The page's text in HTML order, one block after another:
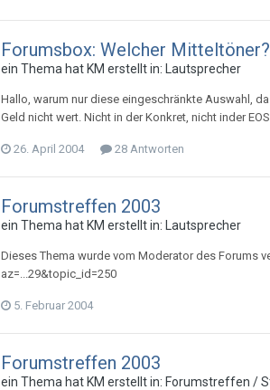
Forumsbox: Welcher Mitteltöner?
ein Thema hat KM erstellt in: Lautsprecher
Hallo, warum nur diese eingeschränkte Auswahl,
Geld nicht wert. Nicht in der Konkret, nicht inder
26. April 2004 28 Antworten
Forumstreffen 2003
ein Thema hat KM erstellt in: Lautsprecher
Dieses Thema wurde vom Moderator des Forums
az=...29&topic_id=250
5. Februar 2004
Forumstreffen 2003
ein Thema hat KM erstellt in: Forumstreffen /